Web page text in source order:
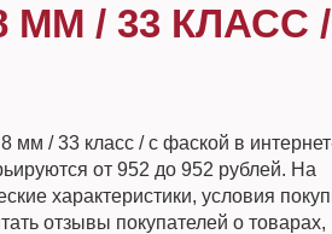
ММ / 33 КЛАСС /
мм / 33 класс / с фаской в
от 952 до 952 рублей. На
характеристики, условия
отзывы покупателей о товарах,